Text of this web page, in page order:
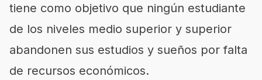
tiene como objetivo que ningún estudiante
de los niveles medio superior y superior
abandonen sus estudios y sueños por falta
de recursos económicos.